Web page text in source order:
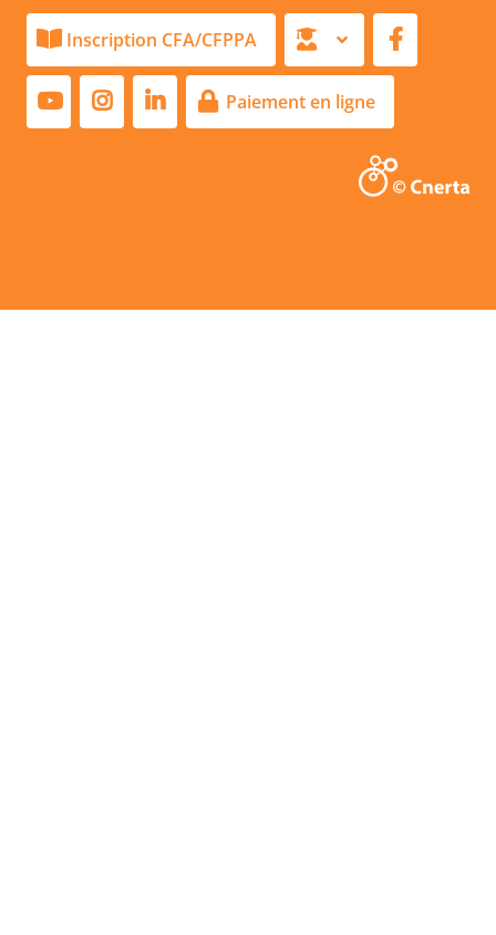
Inscription CFA/CFPPA
Paiement en ligne